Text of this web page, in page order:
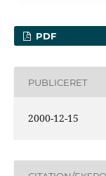
PDF
PUBLICERET
2000-12-15